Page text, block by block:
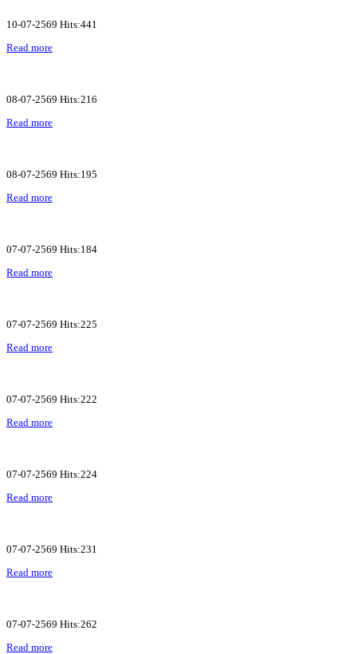
10-07-2569 Hits:441
Read more
08-07-2569 Hits:216
Read more
08-07-2569 Hits:195
Read more
07-07-2569 Hits:184
Read more
07-07-2569 Hits:225
Read more
07-07-2569 Hits:222
Read more
07-07-2569 Hits:224
Read more
07-07-2569 Hits:231
Read more
07-07-2569 Hits:262
Read more